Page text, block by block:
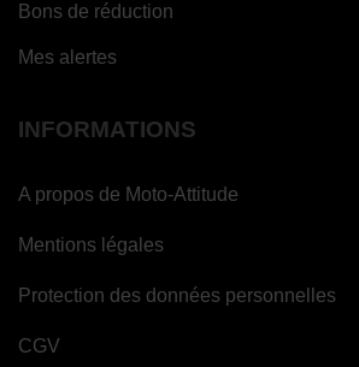
Bons de réduction
Mes alertes
INFORMATIONS
A propos de Moto-Attitude
Mentions légales
Protection des données personnelles
CGV